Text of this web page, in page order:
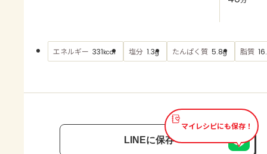
AJINOMOTO PARK とは
エネルギー 331kcal 塩分 1.3g たんぱく質 5.8g 脂質
マイレシピにも保存！
LINEに保存